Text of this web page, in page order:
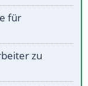
für
zu